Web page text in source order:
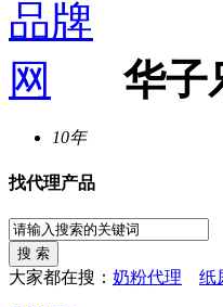
华子
10年
找代理产品
大家都在搜： 奶粉代理 纸